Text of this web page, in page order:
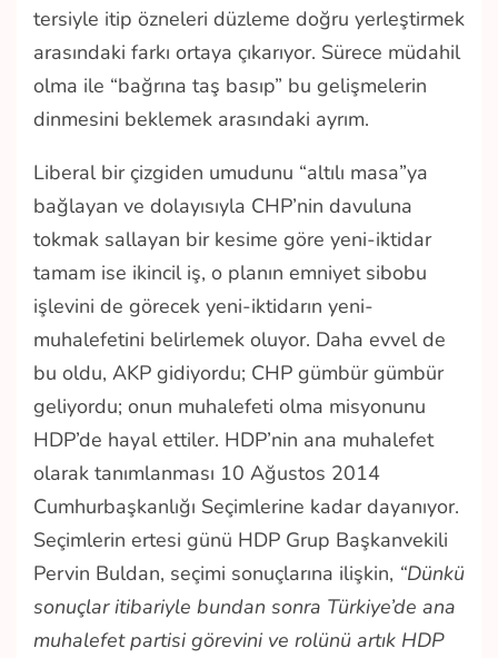
tersiyle itip özneleri düzleme doğru yerleştirmek
arasındaki farkı ortaya çıkarıyor. Sürece müdahil
olma ile “bağrına taş basıp” bu gelişmelerin
dinmesini beklemek arasındaki ayrım.
Liberal bir çizgiden umudunu “altılı masa”ya
bağlayan ve dolayısıyla CHP’nin davuluna
tokmak sallayan bir kesime göre yeni-iktidar
tamam ise ikincil iş, o planın emniyet sibobu
işlevini de görecek yeni-iktidarın yeni-
muhalefetini belirlemek oluyor. Daha evvel de
bu oldu, AKP gidiyordu; CHP gümbür gümbür
geliyordu; onun muhalefeti olma misyonunu
HDP’de hayal ettiler. HDP’nin ana muhalefet
olarak tanımlanması 10 Ağustos 2014
Cumhurbaşkanlığı Seçimlerine kadar dayanıyor.
Seçimlerin ertesi günü HDP Grup Başkanvekili
Pervin Buldan, seçimi sonuçlarına ilişkin, “Dünkü
sonuçlar itibariyle bundan sonra Türkiye’de ana
muhalefet partisi görevini ve rolünü artık HDP